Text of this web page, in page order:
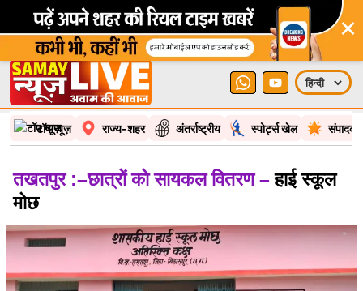
×
टॉप न्यूज़ राज्य-शहर अंतर्राष्ट्रीय स्पोर्ट्स खेल
तखतपुर :–छात्रों को सायकल वितरण – हाई स्कूल
मोछ